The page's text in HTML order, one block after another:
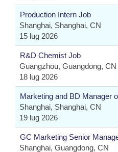
Production Intern Job
Shanghai, Shanghai, CN
15 lug 2026
R&D Chemist Job
Guangzhou, Guangdong, CN
18 lug 2026
Marketing and BD Manager
Shanghai, Shanghai, CN
19 lug 2026
GC Marketing Senior
Shanghai, Guangdong, CN